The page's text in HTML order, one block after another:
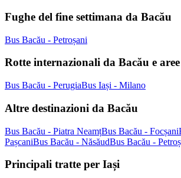
Fughe del fine settimana da Bacău
Bus Bacău - Petroșani
Rotte internazionali da Bacău e
Bus Bacău - PerugiaBus Iași - Milano
Altre destinazioni da Bacău
Bus Bacău - Piatra NeamțBus Bacău - Focșani
PașcaniBus Bacău - NăsăudBus Bacău -
Principali tratte per Iași